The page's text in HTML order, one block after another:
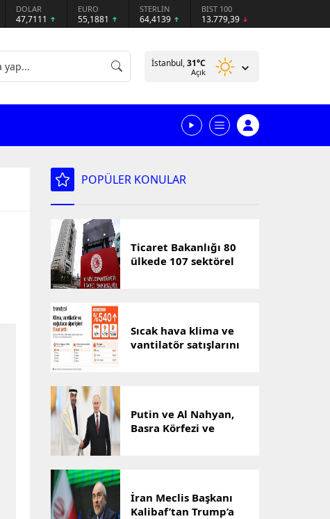
DOLAR
47,7111
EURO
55,1881
STERLİN
64,4139
BIST 100
13.779,39
İstanbul,31°C
Açık
POPÜLER KONULAR
Ticaret Bakanlığı 80
ülkede 107 sektörel
Sıcak hava klima ve
vantilatör satışlarını
Putin ve Al Nahyan,
Basra Körfezi ve
İran Meclis Başkanı
Kalibaf’tan Trump’a